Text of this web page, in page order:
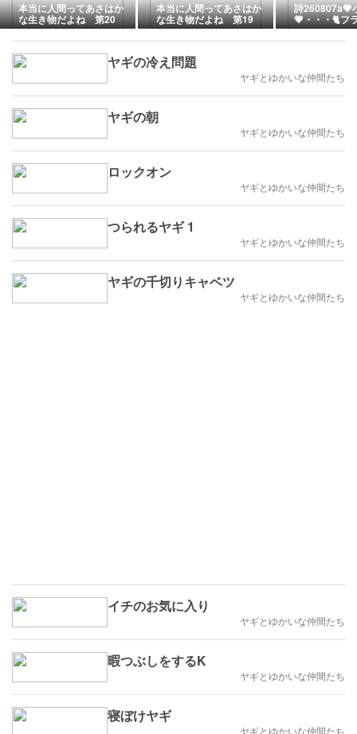
本当に人間ってあさはか
な生き物だよね 第20
話 犬再び
本当に人間ってあさはか
な生き物だよね 第19
話 再びスズメ
詩260807a💗
💗・・・🐈フ
マル 白猫ち
ッション＆☕
ヤギの冷え問題
ヤギとゆかいな仲間たち
ヤギの朝
ヤギとゆかいな仲間たち
ロックオン
ヤギとゆかいな仲間たち
つられるヤギ 1
ヤギとゆかいな仲間たち
ヤギの千切りキャベツ
ヤギとゆかいな仲間たち
イチのお気に入り
ヤギとゆかいな仲間たち
暇つぶしをするK
ヤギとゆかいな仲間たち
寝ぼけヤギ
ヤギとゆかいな仲間たち